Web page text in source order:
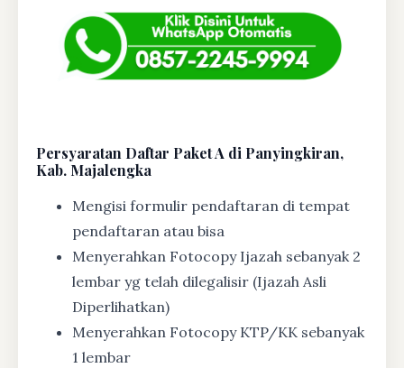
Persyaratan Daftar Paket A di Panyingkiran,
Kab. Majalengka
Mengisi formulir pendaftaran di tempat
pendaftaran atau bisa
Menyerahkan Fotocopy Ijazah sebanyak 2
lembar yg telah dilegalisir (Ijazah Asli
Diperlihatkan)
Menyerahkan Fotocopy KTP/KK sebanyak
1 lembar